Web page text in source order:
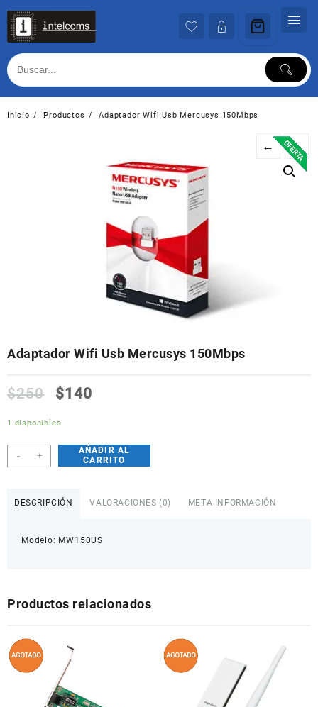
contenido
Inicio Productos Adaptador Wifi Usb Mercusys 150Mbps
← →
Adaptador Wifi Usb Mercusys 150Mbps
$250 $140
1 disponibles
-
Adaptador
Wifi
Mercusys
+
AÑADIR AL
CARRITO
DESCRIPCIÓN VALORACIONES (0) META INFORMACIÓN
Modelo: MW150US
Productos relacionados